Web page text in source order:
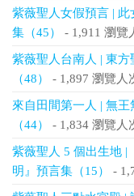
紫薇聖人女假預言 |
集（45）
- 1,911 瀏覽
紫薇聖人台南人 | 東
（48）
- 1,897 瀏覽人
來自田間第一人 | 無
（44）
- 1,834 瀏覽人
紫薇聖人 5 個出生地 |
明』預言集（15）
-